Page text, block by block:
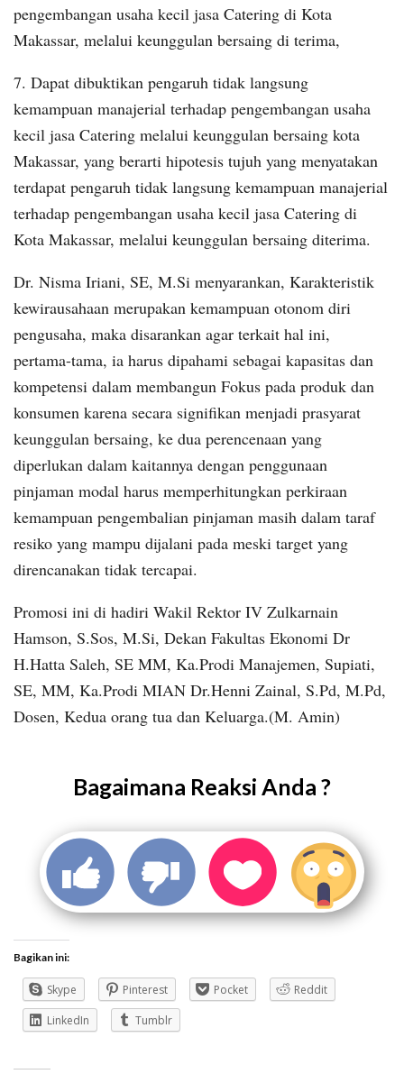
pengembangan usaha kecil jasa Catering di Kota
Makassar, melalui keunggulan bersaing di terima,
7. Dapat dibuktikan pengaruh tidak langsung
kemampuan manajerial terhadap pengembangan usaha
kecil jasa Catering melalui keunggulan bersaing kota
Makassar, yang berarti hipotesis tujuh yang menyatakan
terdapat pengaruh tidak langsung kemampuan manajerial
terhadap pengembangan usaha kecil jasa Catering di
Kota Makassar, melalui keunggulan bersaing diterima.
Dr. Nisma Iriani, SE, M.Si menyarankan, Karakteristik
kewirausahaan merupakan kemampuan otonom diri
pengusaha, maka disarankan agar terkait hal ini,
pertama-tama, ia harus dipahami sebagai kapasitas dan
kompetensi dalam membangun Fokus pada produk dan
konsumen karena secara signifikan menjadi prasyarat
keunggulan bersaing, ke dua perencenaan yang
diperlukan dalam kaitannya dengan penggunaan
pinjaman modal harus memperhitungkan perkiraan
kemampuan pengembalian pinjaman masih dalam taraf
resiko yang mampu dijalani pada meski target yang
direncanakan tidak tercapai.
Promosi ini di hadiri Wakil Rektor IV Zulkarnain
Hamson, S.Sos, M.Si, Dekan Fakultas Ekonomi Dr
H.Hatta Saleh, SE MM, Ka.Prodi Manajemen, Supiati,
SE, MM, Ka.Prodi MIAN Dr.Henni Zainal, S.Pd, M.Pd,
Dosen, Kedua orang tua dan Keluarga.(M. Amin)
Bagaimana Reaksi Anda ?
Bagikan ini:
Skype Pinterest Pocket
Reddit
LinkedIn
Tumblr